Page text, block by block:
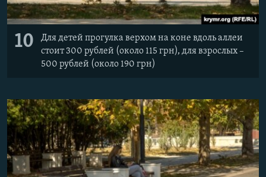
10
Для детей прогулка верхом на коне вдоль аллеи
стоит 300 рублей (около 115 грн), для взрослых –
500 рублей (около 190 грн)